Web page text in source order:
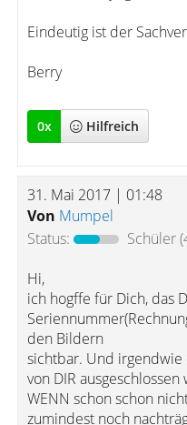
Eindeutig ist der
Berry
0x Hilfreich
31. Mai 2017 | 01:48
Von Mumpel
Status:
Schüler
Hi,
ich hogffe für Dich, das
den Bildern
sichtbar. Und
von DIR ausgeschlossen
WENN schon schon
zumindest noch